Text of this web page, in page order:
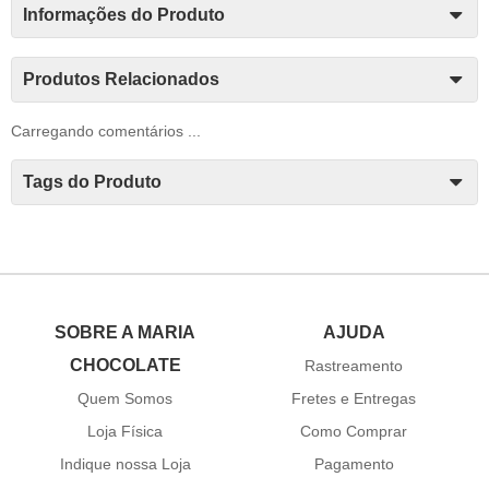
Informações do Produto
Produtos Relacionados
Carregando comentários ...
Tags do Produto
SOBRE A MARIA
CHOCOLATE
Quem Somos
Loja Física
Indique nossa Loja
AJUDA
Rastreamento
Fretes e Entregas
Como Comprar
Pagamento